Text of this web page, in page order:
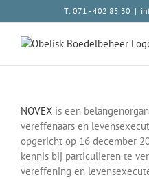
to
content
T: 071 - 402 85 30 |
NOVEX is een
vereffenaars en
opgericht op 16 december
kennis bij particulieren te
vereffening en